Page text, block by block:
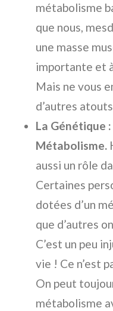
métabolisme
que nous,
une masse
importante et
Mais ne vous
d’autres
La Génétique
Métabolisme.
aussi un rôle
Certaines
dotées d’un
que d’autres
C’est un peu
vie ! Ce n’est
On peut
métabolisme